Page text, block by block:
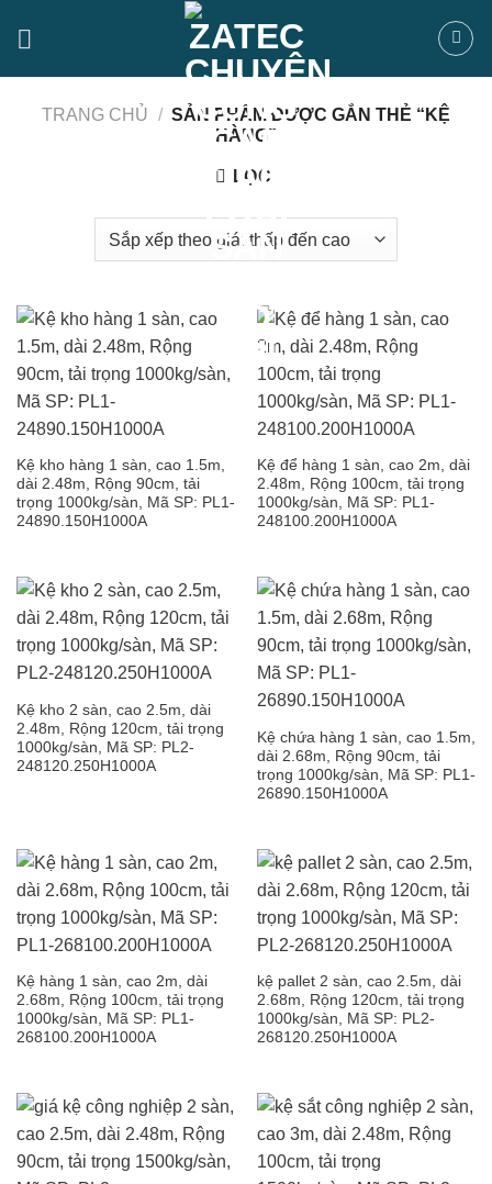
TRANG CHỦ / SẢN PHẨM ĐƯỢC GẮN THẺ “KỆ
HÀNG”
LỌC
Kệ kho hàng 1 sàn, cao 1.5m,
dài 2.48m, Rộng 90cm, tải
trọng 1000kg/sàn, Mã SP: PL1-
24890.150H1000A
Kệ để hàng 1 sàn, cao 2m, dài
2.48m, Rộng 100cm, tải trọng
1000kg/sàn, Mã SP: PL1-
248100.200H1000A
Kệ kho 2 sàn, cao 2.5m, dài
2.48m, Rộng 120cm, tải trọng
1000kg/sàn, Mã SP: PL2-
248120.250H1000A
Kệ chứa hàng 1 sàn, cao 1.5m,
dài 2.68m, Rộng 90cm, tải
trọng 1000kg/sàn, Mã SP: PL1-
26890.150H1000A
Kệ hàng 1 sàn, cao 2m, dài
2.68m, Rộng 100cm, tải trọng
1000kg/sàn, Mã SP: PL1-
268100.200H1000A
kệ pallet 2 sàn, cao 2.5m, dài
2.68m, Rộng 120cm, tải trọng
1000kg/sàn, Mã SP: PL2-
268120.250H1000A